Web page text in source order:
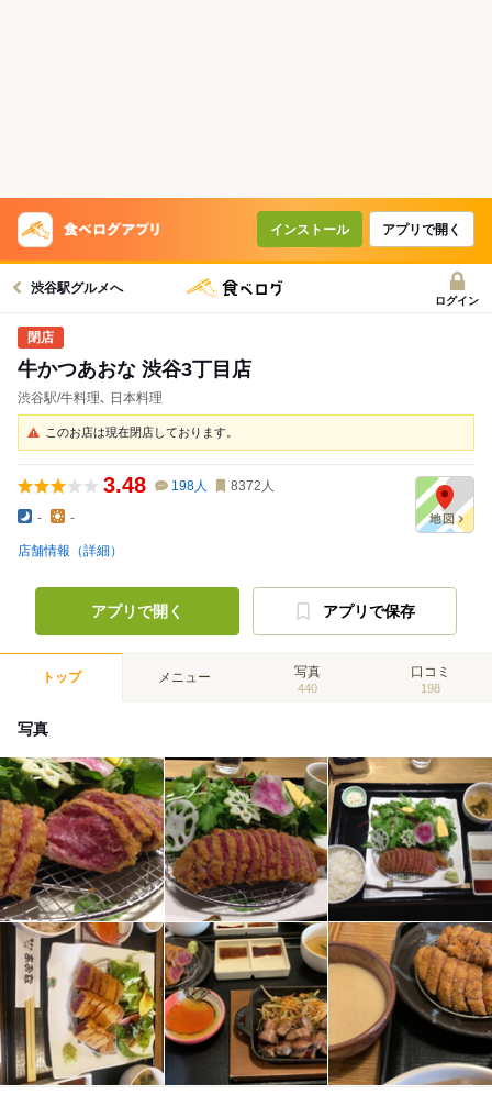
インストール アプリで開く
渋谷駅グルメへ
ログイン
牛かつあおな 渋谷3丁目店
渋谷駅/牛料理､ 日本料理
このお店は現在閉店しております。
3.48 198人 8372 人
- -
店舗情報（詳細）
アプリで開く アプリで保存
トップ メニュー 写真
440
口コミ
198
写真